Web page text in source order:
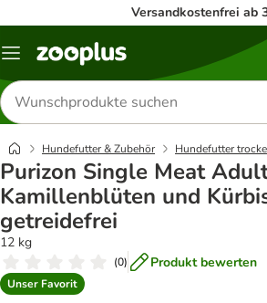
Versandkostenfrei ab
Menü
Produkte
suchen
Hundefutter & Zubehör Hundefutter
Purizon Single Meat
Kamillenblüten und
getreidefrei
12 kg
(0) Produkt bewerten
Unser Favorit